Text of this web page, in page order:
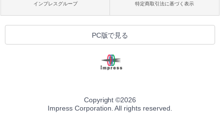
インプレスグループ 特定商取引法に基づく表示
PC版で見る
Copyright ©2026
Impress Corporation. All rights reserved.